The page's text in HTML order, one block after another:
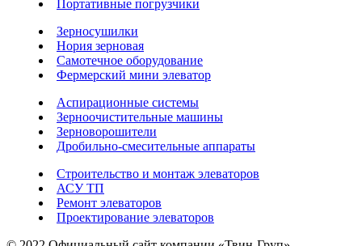
Портативные погрузчики
Зерносушилки
Нория зерновая
Самотечное оборудование
Фермерский мини элеватор
Аспирационные системы
Зерноочистительные машины
Зерноворошители
Дробильно-смесительные аппараты
Строительство и монтаж элеваторов
АСУ ТП
Ремонт элеваторов
Проектирование элеваторов